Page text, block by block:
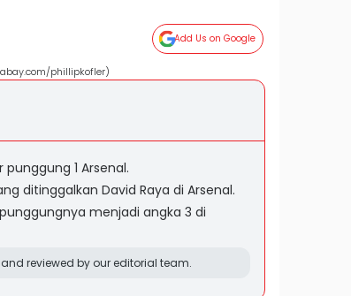
Add Us on Google
phillipkofler)
1 Arsenal.
ditinggalkan David Raya di Arsenal.
menjadi angka 3 di
reviewed by our editorial team.